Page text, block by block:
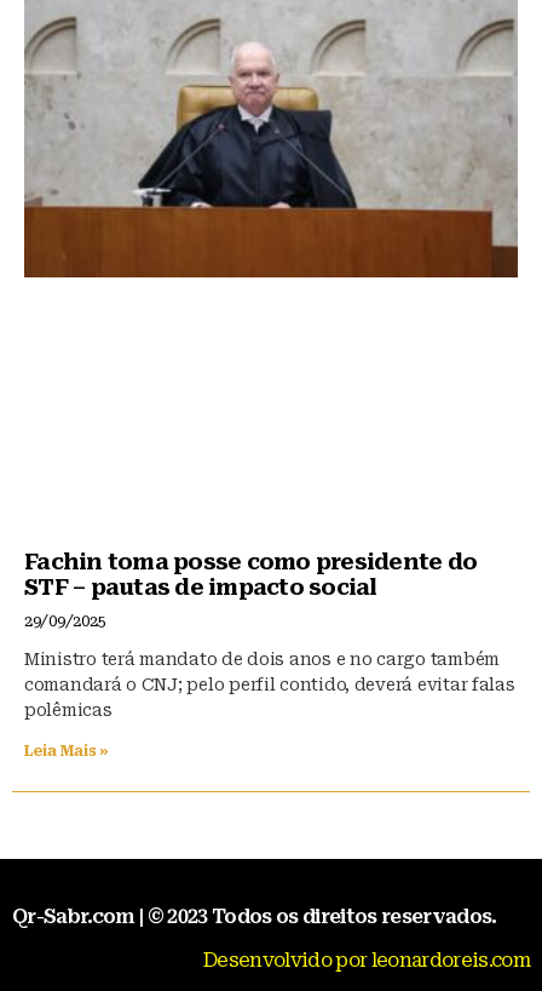
Fachin toma posse como presidente do
STF – pautas de impacto social
29/09/2025
Ministro terá mandato de dois anos e no cargo também
comandará o CNJ; pelo perfil contido, deverá evitar falas
polêmicas
Leia Mais »
Qr-Sabr.com | © 2023 Todos os direitos reservados.
Desenvolvido por leonardoreis.com